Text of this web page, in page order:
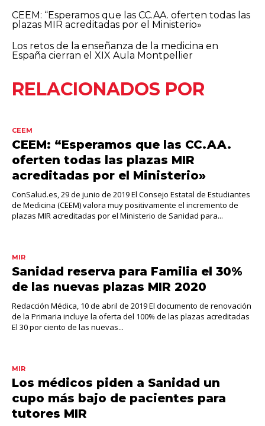
CEEM: “Esperamos que las CC.AA. oferten todas las
plazas MIR acreditadas por el Ministerio»
Los retos de la enseñanza de la medicina en
España cierran el XIX Aula Montpellier
RELACIONADOS POR
CEEM
CEEM: “Esperamos que las CC.AA.
oferten todas las plazas MIR
acreditadas por el Ministerio»
ConSalud.es, 29 de junio de 2019 El Consejo Estatal de Estudiantes
de Medicina (CEEM) valora muy positivamente el incremento de
plazas MIR acreditadas por el Ministerio de Sanidad para...
MIR
Sanidad reserva para Familia el 30%
de las nuevas plazas MIR 2020
Redacción Médica, 10 de abril de 2019 El documento de renovación
de la Primaria incluye la oferta del 100% de las plazas acreditadas
El 30 por ciento de las nuevas...
MIR
Los médicos piden a Sanidad un
cupo más bajo de pacientes para
tutores MIR